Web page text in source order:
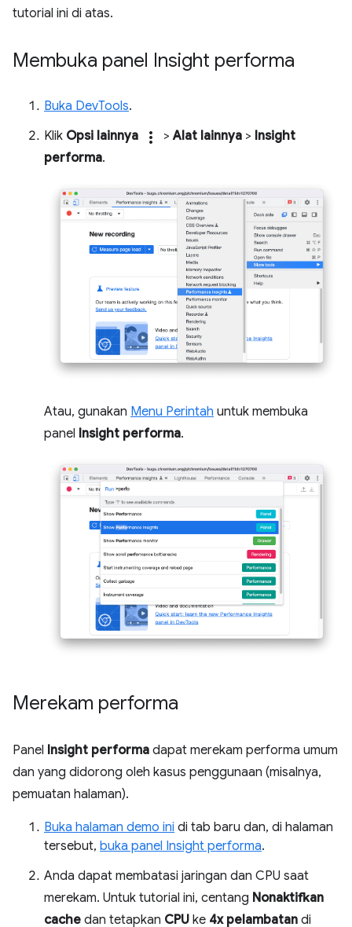
tutorial ini di atas.
Membuka panel Insight performa
Buka DevTools.
Klik Opsi lainnya more_vert >Alat lainnya > Insight
performa.
Atau, gunakan Menu Perintah untuk membuka
panel Insight performa.
Merekam performa
Panel Insight performa dapat merekam performa umum
dan yang didorong oleh kasus penggunaan (misalnya,
pemuatan halaman).
Buka halaman demo ini di tab baru dan, di halaman
tersebut, buka panel Insight performa.
Anda dapat membatasi jaringan dan CPU saat
merekam. Untuk tutorial ini, centang Nonaktifkan
cache dan tetapkan CPU ke 4x pelambatan di